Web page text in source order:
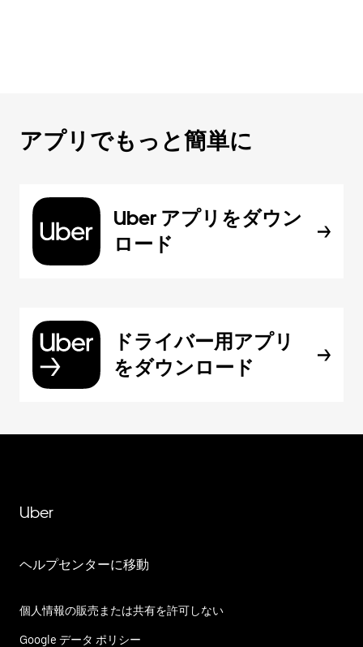
アプリでもっと簡単に
Uber アプリをダウン
ロード
ドライバー用アプリ
をダウンロード
Uber
ヘルプセンターに移動
個人情報の販売または共有を許可しない
Google データ ポリシー